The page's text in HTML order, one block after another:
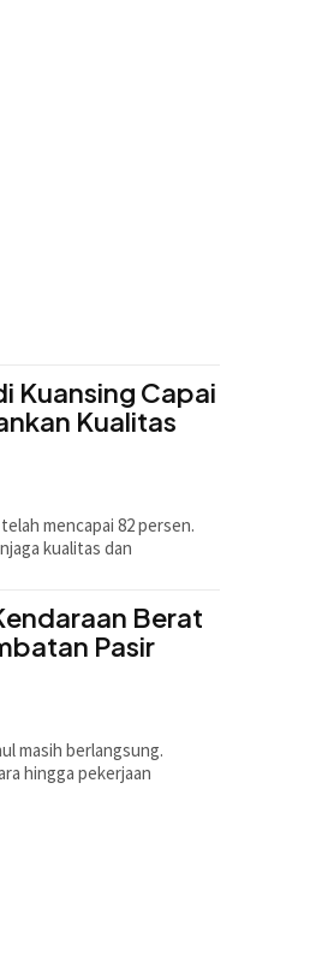
Kuansing Capai
Kualitas
mencapai 82 persen.
kualitas dan
Berat
Pasir
masih berlangsung.
hingga pekerjaan